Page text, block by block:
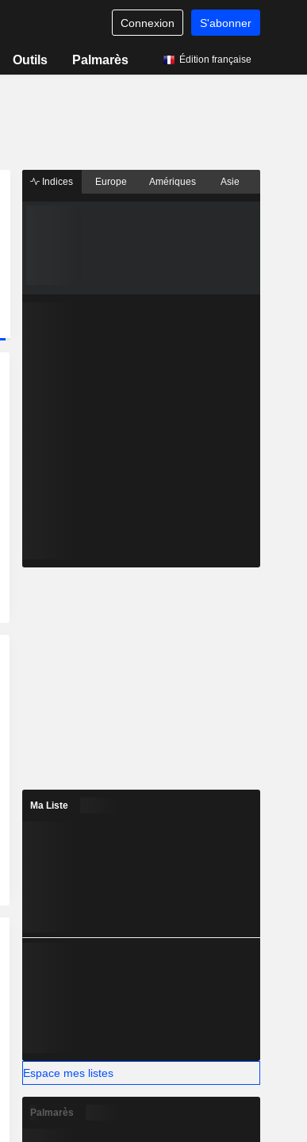
Connexion S'abonner
Outils Palmarès Édition française
Indices Europe Amériques Asie
Ma Liste
Espace mes listes
Palmarès